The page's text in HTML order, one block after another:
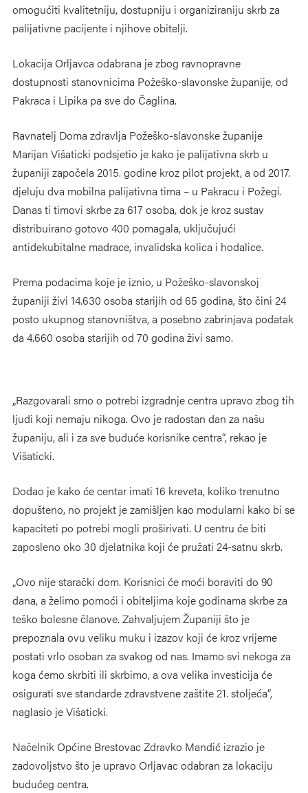
omogućiti kvalitetniju, dostupniju i organiziraniju skrb za
palijativne pacijente i njihove obitelji.
Lokacija Orljavca odabrana je zbog ravnopravne
dostupnosti stanovnicima Požeško-slavonske županije, od
Pakraca i Lipika pa sve do Čaglina.
Ravnatelj Doma zdravlja Požeško-slavonske županije
Marijan Višaticki podsjetio je kako je palijativna skrb u
županiji započela 2015. godine kroz pilot projekt, a od 2017.
djeluju dva mobilna palijativna tima – u Pakracu i Požegi.
Danas ti timovi skrbe za 617 osoba, dok je kroz sustav
distribuirano gotovo 400 pomagala, uključujući
antidekubitalne madrace, invalidska kolica i hodalice.
Prema podacima koje je iznio, u Požeško-slavonskoj
županiji živi 14.630 osoba starijih od 65 godina, što čini 24
posto ukupnog stanovništva, a posebno zabrinjava podatak
da 4.660 osoba starijih od 70 godina živi samo.
„Razgovarali smo o potrebi izgradnje centra upravo zbog tih
ljudi koji nemaju nikoga. Ovo je radostan dan za našu
županiju, ali i za sve buduće korisnike centra“, rekao je
Višaticki.
Dodao je kako će centar imati 16 kreveta, koliko trenutno
dopušteno, no projekt je zamišljen kao modularni kako bi se
kapaciteti po potrebi mogli proširivati. U centru će biti
zaposleno oko 30 djelatnika koji će pružati 24-satnu skrb.
„Ovo nije starački dom. Korisnici će moći boraviti do 90
dana, a želimo pomoći i obiteljima koje godinama skrbe za
teško bolesne članove. Zahvaljujem Županiji što je
prepoznala ovu veliku muku i izazov koji će kroz vrijeme
postati vrlo osoban za svakog od nas. Imamo svi nekoga za
koga ćemo skrbiti ili skrbimo, a ova velika investicija će
osigurati sve standarde zdravstvene zaštite 21. stoljeća“,
naglasio je Višaticki.
Načelnik Općine Brestovac Zdravko Mandić izrazio je
zadovoljstvo što je upravo Orljavac odabran za lokaciju
budućeg centra.